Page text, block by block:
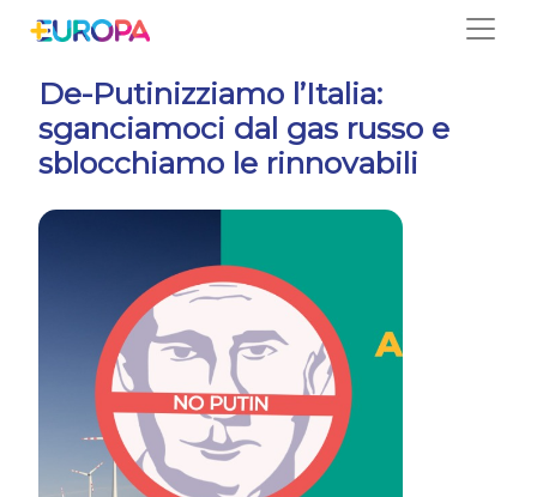
De-Putinizziamo l’Italia:
sganciamoci dal gas russo e
sblocchiamo le rinnovabili